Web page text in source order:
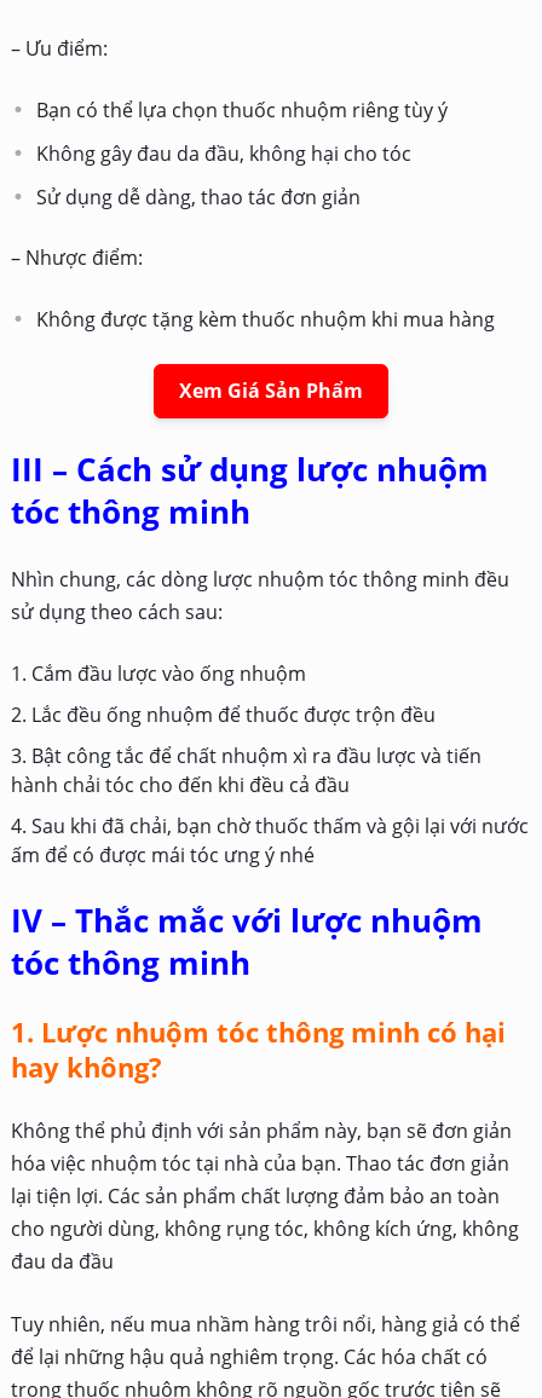
– Ưu điểm:
Bạn có thể lựa chọn thuốc nhuộm riêng tùy ý
Không gây đau da đầu, không hại cho tóc
Sử dụng dễ dàng, thao tác đơn giản
– Nhược điểm:
Không được tặng kèm thuốc nhuộm khi mua hàng
Xem Giá Sản Phẩm
III – Cách sử dụng lược nhuộm
tóc thông minh
Nhìn chung, các dòng lược nhuộm tóc thông minh đều
sử dụng theo cách sau:
Cắm đầu lược vào ống nhuộm
Lắc đều ống nhuộm để thuốc được trộn đều
Bật công tắc để chất nhuộm xì ra đầu lược và tiến
hành chải tóc cho đến khi đều cả đầu
Sau khi đã chải, bạn chờ thuốc thấm và gội lại với nước
ấm để có được mái tóc ưng ý nhé
IV – Thắc mắc với lược nhuộm
tóc thông minh
1. Lược nhuộm tóc thông minh có hại
hay không?
Không thể phủ định với sản phẩm này, bạn sẽ đơn giản
hóa việc nhuộm tóc tại nhà của bạn. Thao tác đơn giản
lại tiện lợi. Các sản phẩm chất lượng đảm bảo an toàn
cho người dùng, không rụng tóc, không kích ứng, không
đau da đầu
Tuy nhiên, nếu mua nhầm hàng trôi nổi, hàng giả có thể
để lại những hậu quả nghiêm trọng. Các hóa chất có
trong thuốc nhuộm không rõ nguồn gốc trước tiên sẽ